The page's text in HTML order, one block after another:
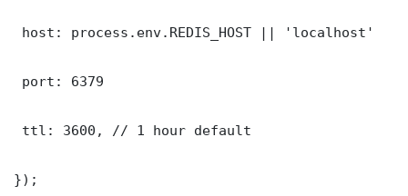
host: process.env.REDIS_HOST || 'localhost'
port: 6379
ttl: 3600, // 1 hour default
});